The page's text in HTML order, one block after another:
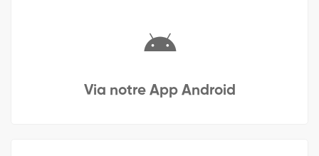
Via notre App Android